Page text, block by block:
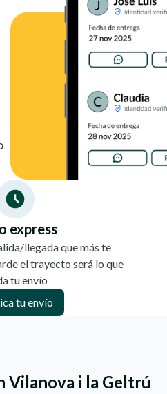
express
llegada que más te
el trayecto será lo que
tu envío
tu envío
Vilanova i la Geltrú